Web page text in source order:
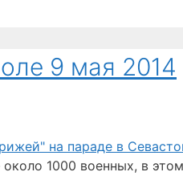
9 мая 2014
1000 военных, в